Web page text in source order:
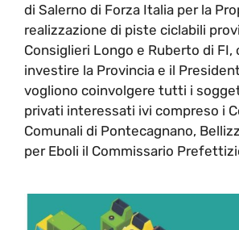
di Salerno di Forza Italia per la
realizzazione di piste ciclabili
Consiglieri Longo e Ruberto di FI,
investire la Provincia e il
vogliono coinvolgere tutti i
privati interessati ivi compreso i
Comunali di Pontecagnano,
per Eboli il Commissario